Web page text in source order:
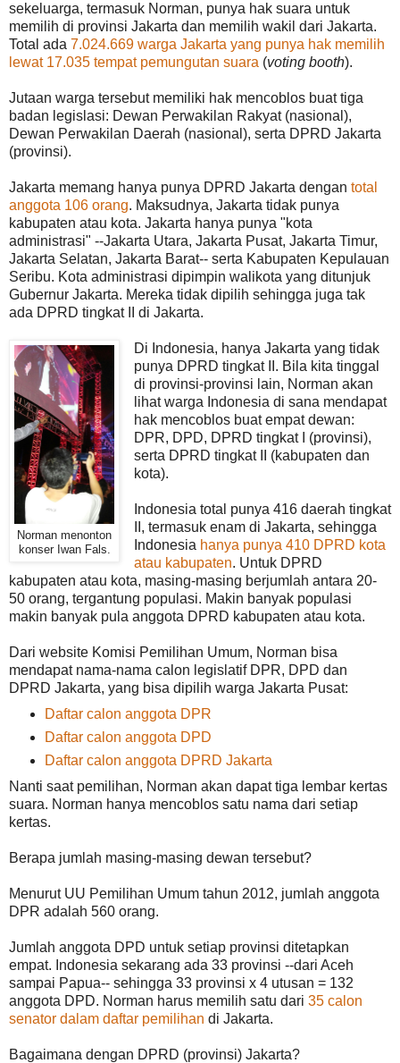
sekeluarga, termasuk Norman, punya hak suara untuk
memilih di provinsi Jakarta dan memilih wakil dari Jakarta.
Total ada 7.024.669 warga Jakarta yang punya hak memilih
lewat 17.035 tempat pemungutan suara (voting booth).
Jutaan warga tersebut memiliki hak mencoblos buat tiga
badan legislasi: Dewan Perwakilan Rakyat (nasional),
Dewan Perwakilan Daerah (nasional), serta DPRD Jakarta
(provinsi).
Jakarta memang hanya punya DPRD Jakarta dengan total
anggota 106 orang. Maksudnya, Jakarta tidak punya
kabupaten atau kota. Jakarta hanya punya "kota
administrasi" --Jakarta Utara, Jakarta Pusat, Jakarta Timur,
Jakarta Selatan, Jakarta Barat-- serta Kabupaten Kepulauan
Seribu. Kota administrasi dipimpin walikota yang ditunjuk
Gubernur Jakarta. Mereka tidak dipilih sehingga juga tak
ada DPRD tingkat II di Jakarta.
Norman menonton
konser Iwan Fals.
Di Indonesia, hanya Jakarta yang tidak
punya DPRD tingkat II. Bila kita tinggal
di provinsi-provinsi lain, Norman akan
lihat warga Indonesia di sana mendapat
hak mencoblos buat empat dewan:
DPR, DPD, DPRD tingkat I (provinsi),
serta DPRD tingkat II (kabupaten dan
kota).
Indonesia total punya 416 daerah tingkat
II, termasuk enam di Jakarta, sehingga
Indonesia hanya punya 410 DPRD kota
atau kabupaten. Untuk DPRD
kabupaten atau kota, masing-masing berjumlah antara 20-
50 orang, tergantung populasi. Makin banyak populasi
makin banyak pula anggota DPRD kabupaten atau kota.
Dari website Komisi Pemilihan Umum, Norman bisa
mendapat nama-nama calon legislatif DPR, DPD dan
DPRD Jakarta, yang bisa dipilih warga Jakarta Pusat:
Daftar calon anggota DPR
Daftar calon anggota DPD
Daftar calon anggota DPRD Jakarta
Nanti saat pemilihan, Norman akan dapat tiga lembar kertas
suara. Norman hanya mencoblos satu nama dari setiap
kertas.
Berapa jumlah masing-masing dewan tersebut?
Menurut UU Pemilihan Umum tahun 2012, jumlah anggota
DPR adalah 560 orang.
Jumlah anggota DPD untuk setiap provinsi ditetapkan
empat. Indonesia sekarang ada 33 provinsi --dari Aceh
sampai Papua-- sehingga 33 provinsi x 4 utusan = 132
anggota DPD. Norman harus memilih satu dari 35 calon
senator dalam daftar pemilihan di Jakarta.
Bagaimana dengan DPRD (provinsi) Jakarta?